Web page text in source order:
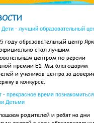
Дети - лучший образовательный
году образовательный центр
стал лучшим
центром по версии
премии Е1. Мы благодарим
и учеников центра за
в конкурсе.
- прекрасное время
Детьми
родителей и ребят на дни